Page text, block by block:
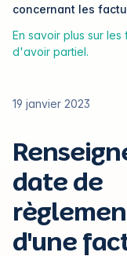
concernant les
En savoir plus sur les
d'avoir partiel.
19 janvier 2023
date de
d'une